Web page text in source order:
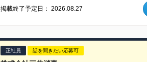
掲載終了予定日：2026.08.27
正社員 話を聞きたい応募可